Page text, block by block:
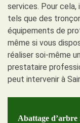
services. Pour
tels que des
équipements de
même si vous
réaliser soi-même
prestataire
peut intervenir à
Abattage d’arbre